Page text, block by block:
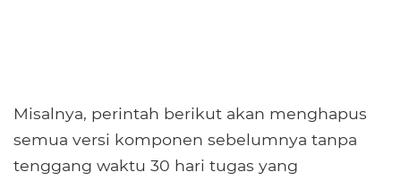
Misalnya, perintah berikut akan menghapus
semua versi komponen sebelumnya tanpa
tenggang waktu 30 hari tugas yang